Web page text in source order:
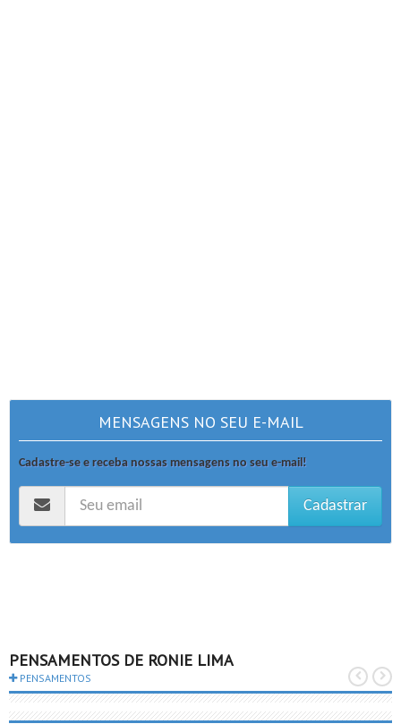
MENSAGENS NO SEU E-MAIL
Cadastre-se e receba nossas mensagens no seu e-mail!
Cadastrar
PENSAMENTOS DE RONIE LIMA
PENSAMENTOS